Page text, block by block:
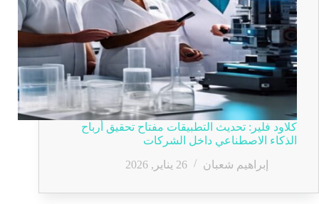
كلاود فلير: تحديث التطبيقات مفتاح تحقيق أرباح
الذكاء الاصطناعي داخل الشركات
إبراهيم شعبان
26 يناير, 2026